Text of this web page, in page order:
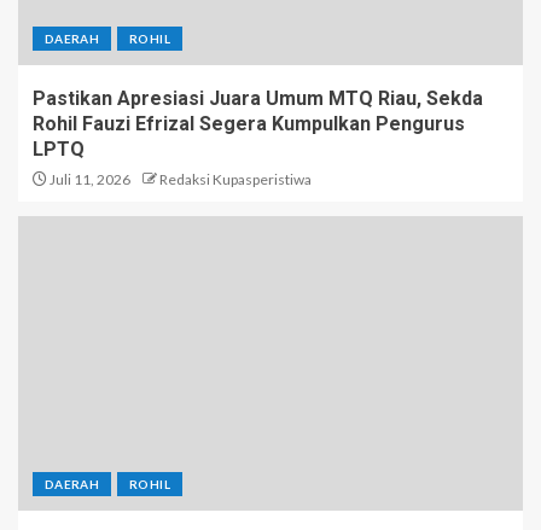
DAERAH ROHIL
Pastikan Apresiasi Juara Umum MTQ Riau, Sekda
Rohil Fauzi Efrizal Segera Kumpulkan Pengurus
LPTQ
Juli 11, 2026 Redaksi Kupasperistiwa
DAERAH ROHIL